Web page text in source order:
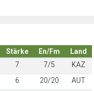
Stärke En/Fm
Land
7 7/5
KAZ
6 20/20
AUT